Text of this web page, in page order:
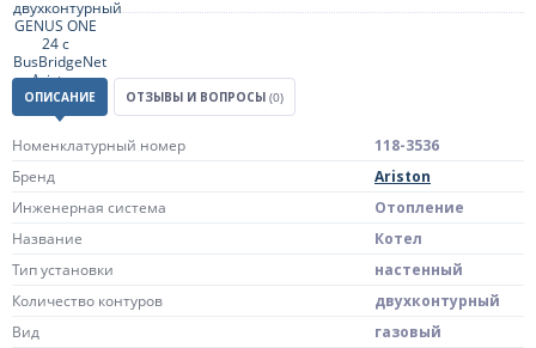
ОПИСАНИЕ ОТЗЫВЫ И ВОПРОСЫ (0)
Номенклатурный номер
118-3536
Бренд
Ariston
Инженерная система
Отопление
Название
Котел
Тип установки
настенный
Количество контуров
двухконтурный
Вид
газовый